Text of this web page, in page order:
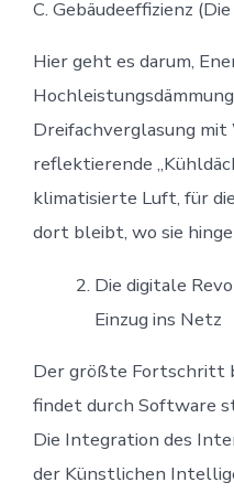
C. Gebäudeeffizienz
Hier geht es darum,
Dreifachverglasung mit
reflektierende
klimatisierte Luft, für
dort bleibt, wo sie
Die digitale
Einzug ins Netz
Der größte Fortschritt
findet durch Software
Die Integration des
der Künstlichen